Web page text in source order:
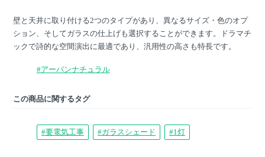
壁と天井に取り付ける2つのタイプがあり、異なるサイズ・色のオプ
ション、そしてガラスの仕上げも選択することができます。ドラマチ
ックで詩的な空間演出に最適であり、汎用性の高さも特長です。
#アーバンナチュラル
この商品に関するタグ
#要電気工事 #ガラスシェード #1灯